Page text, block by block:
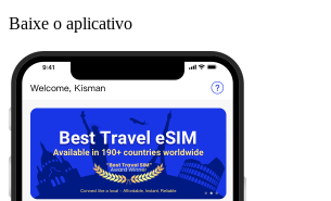
Baixe o aplicativo